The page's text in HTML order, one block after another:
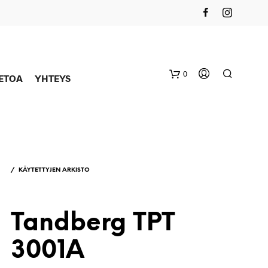
YHTEYS 0
/ KÄYTETTYJEN ARKISTO
Tandberg TPT
3001A